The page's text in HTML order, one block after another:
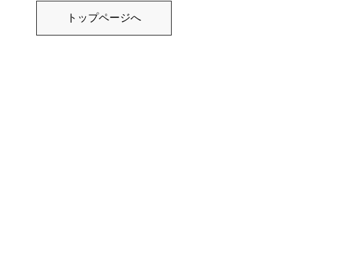
トップページへ